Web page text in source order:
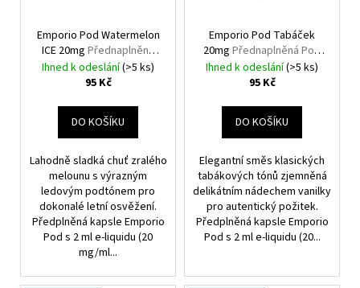
Emporio Pod Watermelon
ICE 20mg Přednaplněná
Pod Cartridge
Ihned k odeslání(>5 ks)
95 Kč
DO KOŠÍKU
Lahodně sladká chuť zralého
melounu s výrazným
ledovým podtónem pro
dokonalé letní osvěžení.
Předplněná kapsle Emporio
Pod s 2 ml e-liquidu (20
mg/ml...
Emporio Pod Tabáček
20mg Přednaplněná Pod
Cartridge
Ihned k odeslání(>5 ks)
95 Kč
DO KOŠÍKU
Elegantní směs klasických
tabákových tónů zjemněná
delikátním nádechem vanilky
pro autentický požitek.
Předplněná kapsle Emporio
Pod s 2 ml e-liquidu (20...